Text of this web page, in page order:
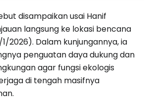
disampaikan usai Hanif
langsung ke lokasi bencana
2026). Dalam kunjungannya, ia
penguatan daya dukung dan
agar fungsi ekologis
di tengah masifnya